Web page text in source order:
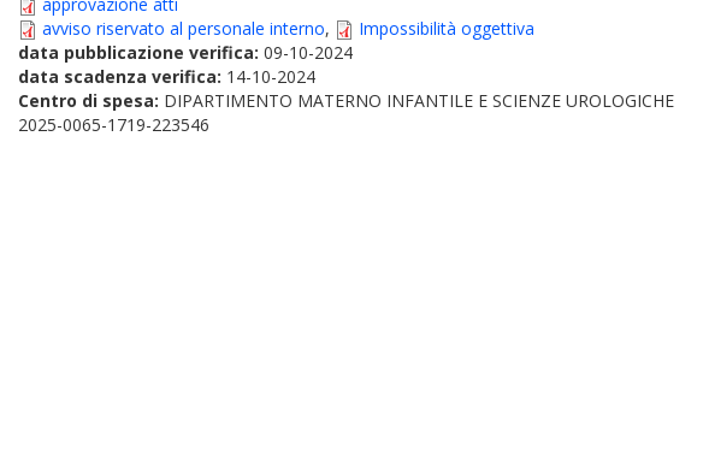
avviso riservato al personale interno,
Impossibilità oggettiva
data pubblicazione verifica: 09-10-2024
data scadenza verifica: 14-10-2024
Centro di spesa: DIPARTIMENTO MATERNO INFANTILE E SCIENZE UROLOGICHE
2025-0065-1719-223546